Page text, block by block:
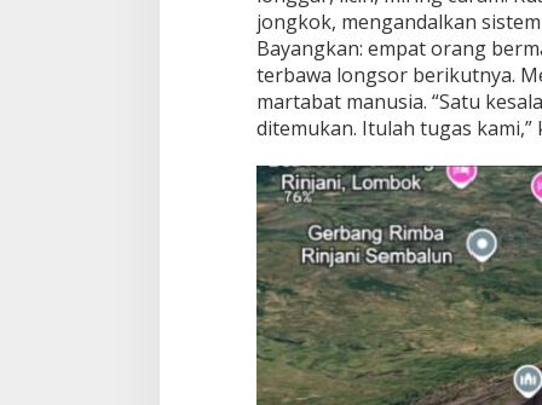
jongkok, mengandalkan
Bayangkan: empat orang
terbawa longsor berikutnya.
martabat manusia. “Satu
ditemukan. Itulah tugas kami,”